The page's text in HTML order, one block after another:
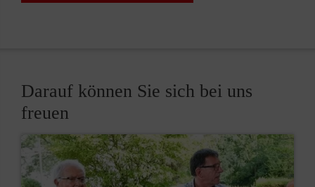
Darauf können Sie sich bei uns
freuen